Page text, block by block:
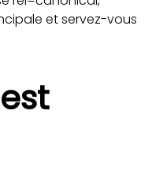
et servez-vous